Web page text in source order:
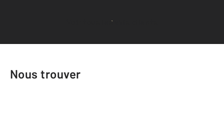
Voir tous les avis clients
Nous trouver